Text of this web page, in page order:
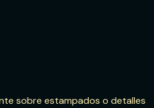
sobre estampados o detalles